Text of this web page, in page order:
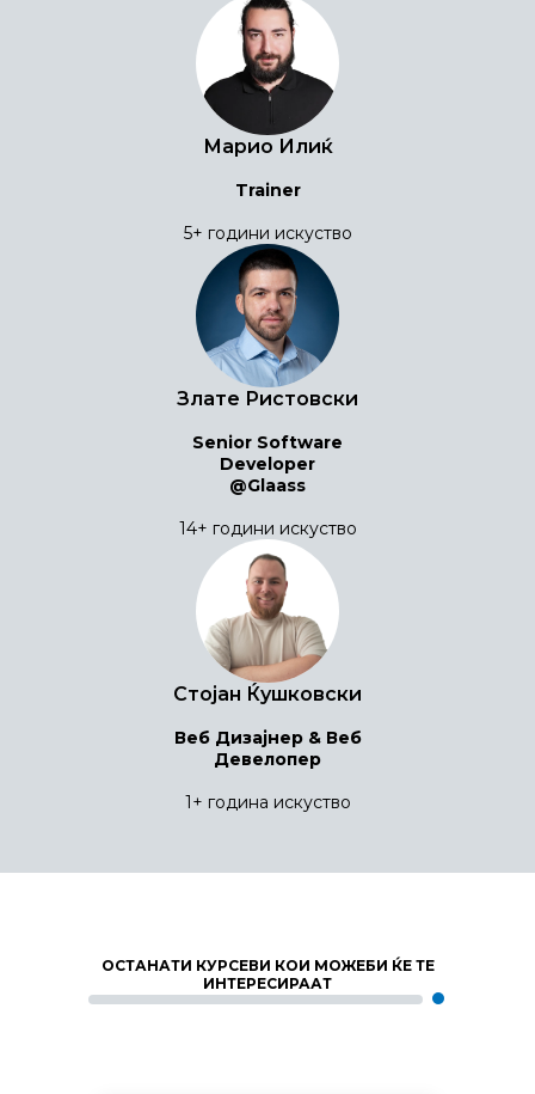
Марио Илиќ
Trainer
5+ години искуство
Злате Ристовски
Senior Software
Developer
@Glaass
14+ години искуство
Стојан Ќушковски
Веб Дизајнер & Веб
Девелопер
1+ година искуство
ОСТАНАТИ КУРСЕВИ КОИ МОЖЕБИ ЌЕ ТЕ
ИНТЕРЕСИРААТ